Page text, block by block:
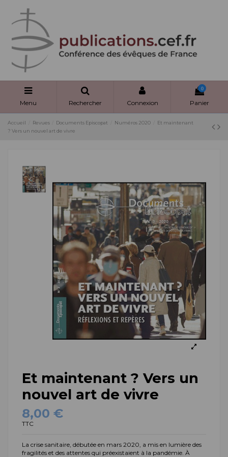
Menu Rechercher Connexion
0
Panier
Accueil Revues Documents Episcopat Numéros 2020
Et maintenant
? Vers un nouvel art de vivre
Et maintenant ? Vers un
nouvel art de vivre
8,00 €
TTC
La crise sanitaire, débutée en mars 2020, a mis en lumière des
fragilités et des attentes qui préexistaient à la pandémie. À